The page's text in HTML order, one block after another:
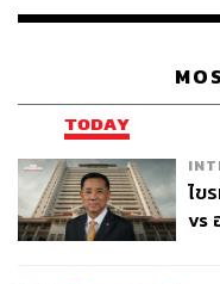
เดือนกันยายน 2567
ไม่มีวันหยุด
TODAY
ไข
vs